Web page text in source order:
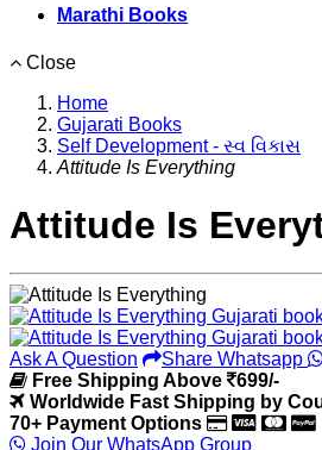
Marathi Books
Close
Home
Gujarati Books
Self Development - સ્વ વિકાસ
Attitude Is Everything
Attitude Is
Ask A Question
Share Whatsapp
Free Shipping Above
699/-
Worldwide Fast Shipping by
70+ Payment Options
Join Our WhatsApp Group